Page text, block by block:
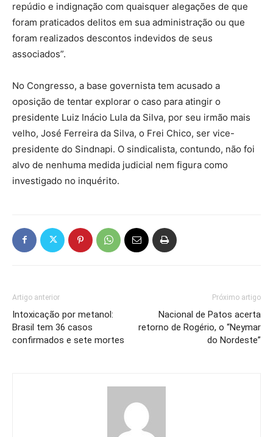
repúdio e indignação com quaisquer alegações de que
foram praticados delitos em sua administração ou que
foram realizados descontos indevidos de seus
associados”.
No Congresso, a base governista tem acusado a
oposição de tentar explorar o caso para atingir o
presidente Luiz Inácio Lula da Silva, por seu irmão mais
velho, José Ferreira da Silva, o Frei Chico, ser vice-
presidente do Sindnapi. O sindicalista, contundo, não foi
alvo de nenhuma medida judicial nem figura como
investigado no inquérito.
Artigo anterior
Intoxicação por metanol:
Brasil tem 36 casos
confirmados e sete mortes
Próximo artigo
Nacional de Patos acerta
retorno de Rogério, o “Neymar
do Nordeste”